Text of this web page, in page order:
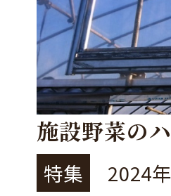
施設野菜の
特集
2024